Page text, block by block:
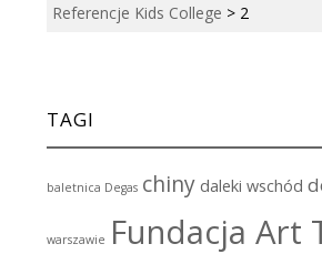
Referencje Kids College > 2
TAGI
baletnica Degas chiny daleki wschód
warszawie Fundacja Art